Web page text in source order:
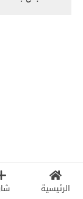
الرئيسية